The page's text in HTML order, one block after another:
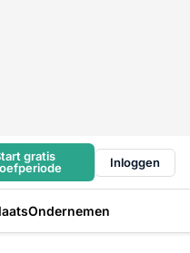
gratis
Inloggen
Ondernemen